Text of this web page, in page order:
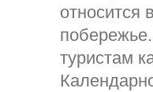
относится
туристам